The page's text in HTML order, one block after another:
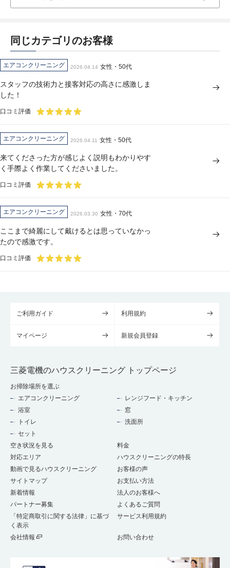
同じカテゴリのお客様
エアコンクリーニング 2026.04.14 女性・50代
スタッフの技術力と接客対応の高さに感激しま
した！
口コミ評価
エアコンクリーニング 2026.04.11 女性・50代
来てくださった方が感じよく説明もわかりやす
く手際よく作業してくださいました。
口コミ評価
エアコンクリーニング 2026.03.30 女性・70代
ここまで綺麗にして戴けるとは思っていなかっ
たので感激です。
口コミ評価
ご利用ガイド 利用規約
マイページ 新規会員登録
三菱電機のハウスクリーニング トップページ
お掃除場所を選ぶ
エアコンクリーニング
レンジフード・キッチン
浴室
窓
トイレ
洗面所
セット
空き状況を見る
料金
対応エリア
ハウスクリーニングの特長
動画で見るハウスクリーニング
お客様の声
サイトマップ
お支払い方法
新着情報
法人のお客様へ
パートナー募集
よくあるご質問
「特定商取引に関する法律」に基づ
く表示
サービス利用規約
会社情報 お問い合わせ